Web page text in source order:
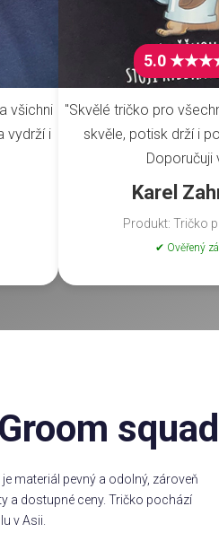
všichni
vydrží i
5.0
"Skvělé tričko pro
skvěle, potisk drží i
Doporučuji
Karel
Produkt: Tričko
✔ Ověřený
squad
materiál pevný a odolný, zároveň
a dostupné ceny. Tričko pochází
v Asii.